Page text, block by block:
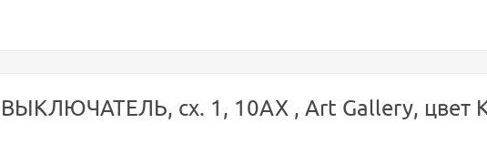
сх. 1, 10АХ , Art Gallery, цвет